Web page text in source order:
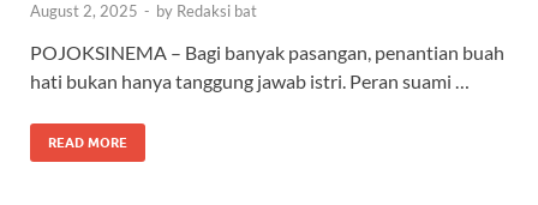
August 2, 2025 - by Redaksi bat
POJOKSINEMA – Bagi banyak pasangan, penantian buah
hati bukan hanya tanggung jawab istri. Peran suami …
READ MORE